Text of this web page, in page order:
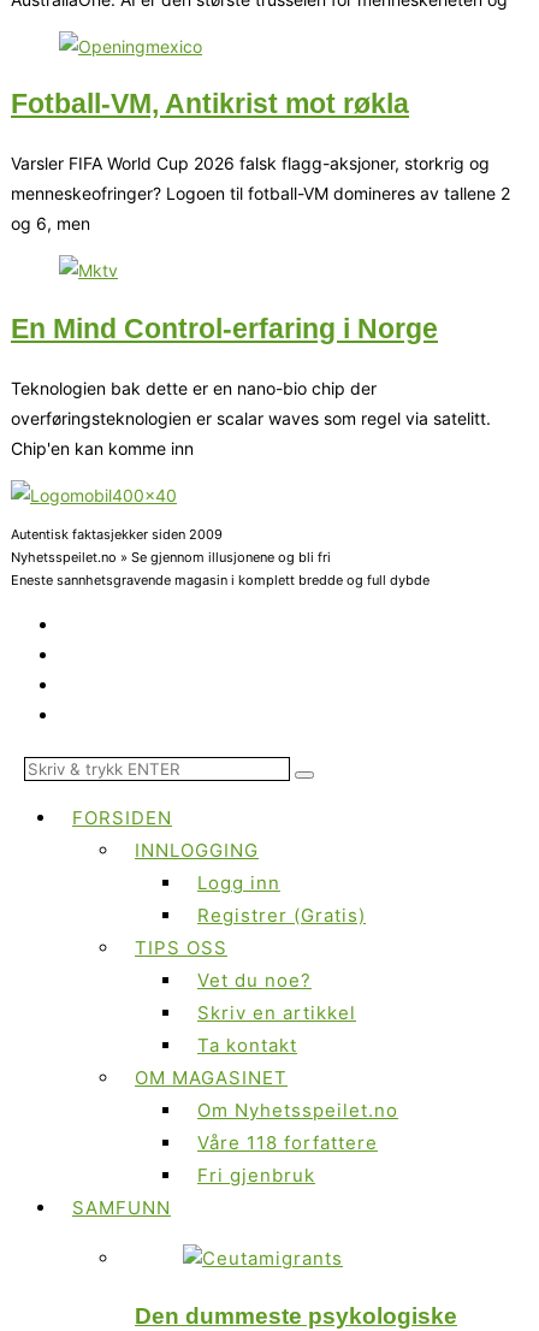
Fotball-VM, Antikrist mot røkla
Varsler FIFA World Cup 2026 falsk flagg-aksjoner, storkrig og
menneskeofringer? Logoen til fotball-VM domineres av tallene 2
og 6, men
En Mind Control-erfaring i Norge
Teknologien bak dette er en nano-bio chip der
overføringsteknologien er scalar waves som regel via satelitt.
Chip'en kan komme inn
Autentisk faktasjekker siden 2009
Nyhetsspeilet.no » Se gjennom illusjonene og bli fri
Eneste sannhetsgravende magasin i komplett bredde og full dybde
FORSIDEN
INNLOGGING
Logg inn
Registrer (Gratis)
TIPS OSS
Vet du noe?
Skriv en artikkel
Ta kontakt
OM MAGASINET
Om Nyhetsspeilet.no
Våre 118 forfattere
Fri gjenbruk
SAMFUNN
Den dummeste psykologiske